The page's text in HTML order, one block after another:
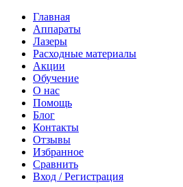
Главная
Аппараты
Лазеры
Расходные материалы
Акции
Обучение
О нас
Помощь
Блог
Контакты
Отзывы
Избранное
Сравнить
Вход / Регистрация